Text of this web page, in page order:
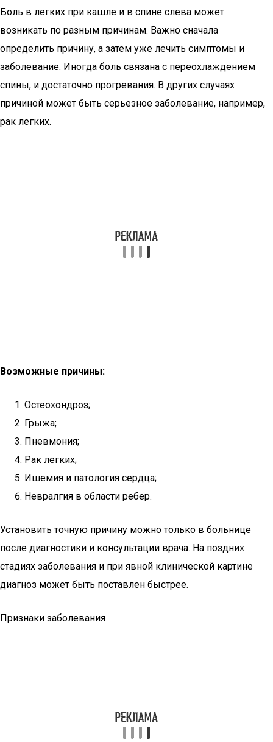
Боль в легких при кашле и в спине слева может
возникать по разным причинам. Важно сначала
определить причину, а затем уже лечить симптомы и
заболевание. Иногда боль связана с переохлаждением
спины, и достаточно прогревания. В других случаях
причиной может быть серьезное заболевание, например,
рак легких.
Возможные причины:
Остеохондроз;
Грыжа;
Пневмония;
Рак легких;
Ишемия и патология сердца;
Невралгия в области ребер.
Установить точную причину можно только в больнице
после диагностики и консультации врача. На поздних
стадиях заболевания и при явной клинической картине
диагноз может быть поставлен быстрее.
Признаки заболевания